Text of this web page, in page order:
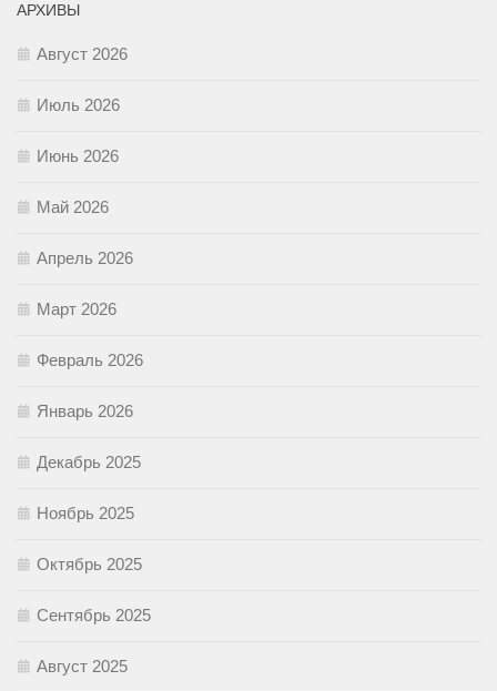
АРХИВЫ
Август 2026
Июль 2026
Июнь 2026
Май 2026
Апрель 2026
Март 2026
Февраль 2026
Январь 2026
Декабрь 2025
Ноябрь 2025
Октябрь 2025
Сентябрь 2025
Август 2025